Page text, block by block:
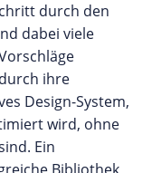
durch den
dabei viele
ihre
Design-System,
wird, ohne
Ein